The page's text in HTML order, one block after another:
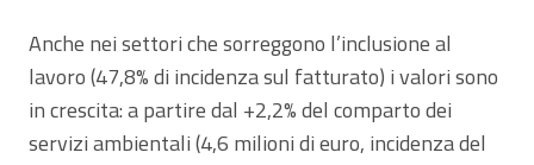
Anche nei settori che sorreggono l’inclusione al
lavoro (47,8% di incidenza sul fatturato) i valori sono
in crescita: a partire dal +2,2% del comparto dei
servizi ambientali (4,6 milioni di euro, incidenza del